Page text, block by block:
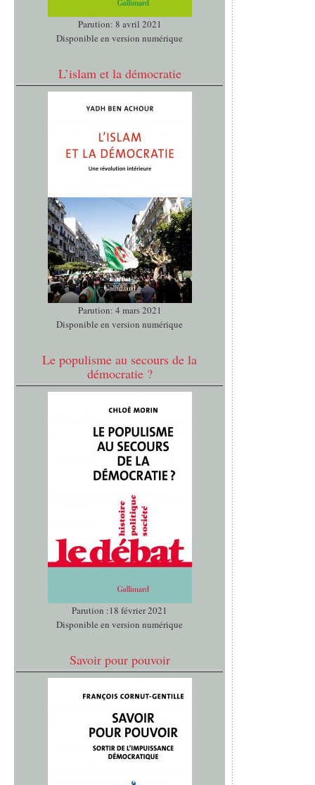
Parution: 8 avril 2021
Disponible en version numérique
L’islam et la démocratie
Parution: 4 mars 2021
Disponible en version numérique
Le populisme au secours de la
démocratie ?
Parution :18 février 2021
Disponible en version numérique
Savoir pour pouvoir